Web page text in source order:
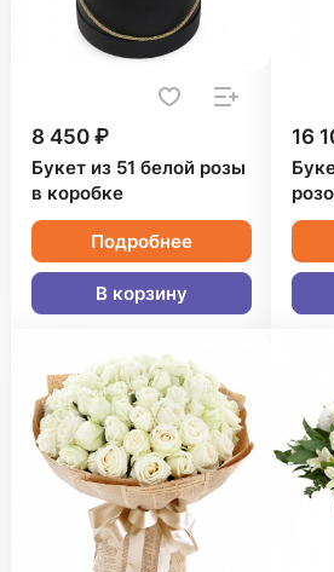
8 450 ₽
Букет из 51 белой розы
в коробке
Подробнее
В корзину
16